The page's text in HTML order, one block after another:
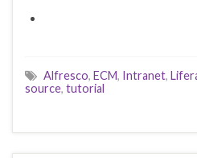
Alfresco, ECM, Intranet,
source, tutorial